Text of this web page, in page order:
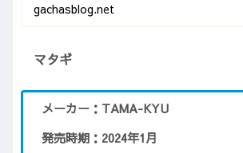
gachasblog.net
マタギ
メーカー：TAMA-KYU
発売時期：2024年1月